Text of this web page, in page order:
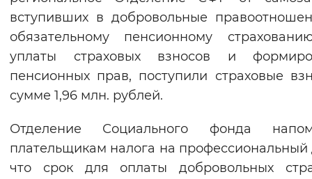
вступивших в добровольные
обязательному пенсионному
уплаты страховых взносов и
пенсионных прав, поступили страховые
сумме 1,96 млн. рублей.
Отделение Социального фонда
плательщикам налога на профессиональный
что срок для оплаты добровольных